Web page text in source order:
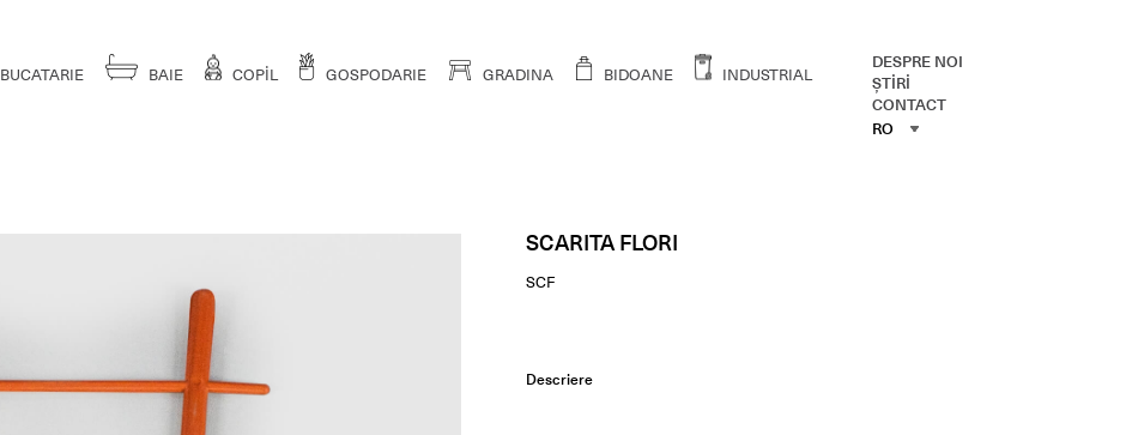
BUCATARIE BAIE COPİL GOSPODARIE GRADINA BIDOANE INDUSTRIAL
DESPRE NOI
ŞTİRİ
CONTACT
RO
SCARITA FLORI
SCF
Descriere